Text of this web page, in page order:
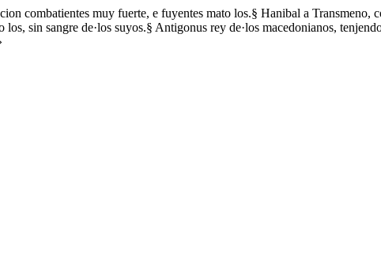
combatientes muy fuerte, e fuyentes mato los.§ Hanibal a Transmeno,
sin sangre de·los suyos.§ Antigonus rey de·los macedonianos,